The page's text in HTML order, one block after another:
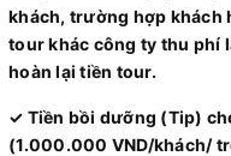
khách, trường hợp khách
tour khác công ty thu phí
hoàn lại tiền tour.
✓ Tiền bồi dưỡng (Tip)
(1.000.000 VND/khách/